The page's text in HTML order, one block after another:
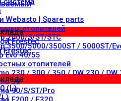
Webasto | Spare parts
отопителей
2000/S/ST/STC
3500/5000/3500ST / 5000ST/
Evo 40/55
отопителей
230 / 300 / 350 / DW 230 / DW
50
90/S/ST/Pro
Frestec